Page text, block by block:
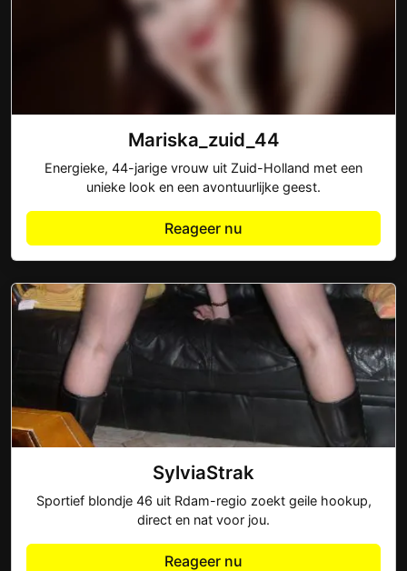
Mariska_zuid_44
Energieke, 44-jarige vrouw uit Zuid-Holland met een
unieke look en een avontuurlijke geest.
Reageer nu
SylviaStrak
Sportief blondje 46 uit Rdam-regio zoekt geile hookup,
direct en nat voor jou.
Reageer nu